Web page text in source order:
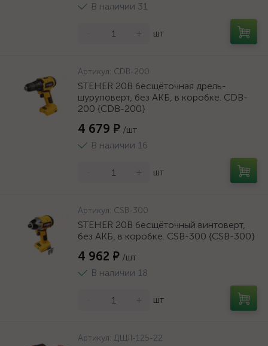
В наличии 31
+ шт
Артикул: CDB-200
STEHER 20В бесщёточная дрель-
шуруповерт, без АКБ, в коробке. CDB-
200 {CDB-200}
4 679 ₽ /шт
В наличии 16
+ шт
Артикул: CSB-300
STEHER 20В бесщёточный винтоверт,
без АКБ, в коробке. CSB-300 {CSB-300}
4 962 ₽ /шт
В наличии 18
+ шт
Артикул: ДШЛ-125-22